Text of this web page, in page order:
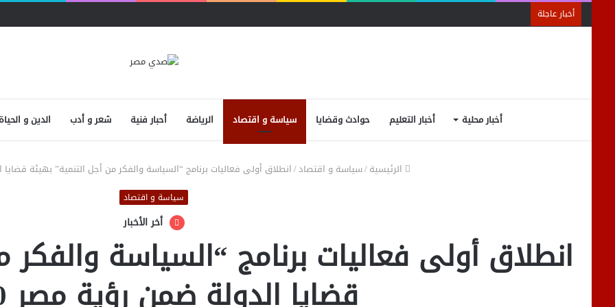
أخبار عاجلة
أخبار محلية أخبار التعليم حوادث وقضايا سياسة و اقتصاد الرياضة أحبار فنية شعر و أدب الدين و الحياة
الرئيسية/سياسة و اقتصاد/انطلاق أولى فعاليات برنامج “السياسة والفكر من أجل التنمية” بهيئة قضايا
سياسة و اقتصاد
أخر الأخبار
انطلاق أولى فعاليات برنامج “السياسة والفكر
قضايا الدولة ضمن رؤية مصر 2030